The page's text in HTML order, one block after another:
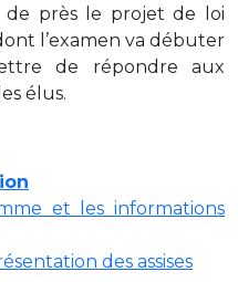
de près le projet de loi
l’examen va débuter
de répondre aux
élus.
et les informations
des assises